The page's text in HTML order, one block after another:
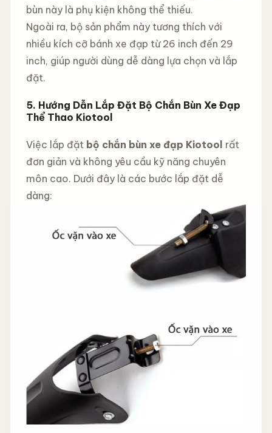
bùn này là phụ kiện không thể thiếu.
Ngoài ra, bộ sản phẩm này tương thích với
nhiều kích cỡ bánh xe đạp từ 26 inch đến 29
inch, giúp người dùng dễ dàng lựa chọn và lắp
đặt.
5. Hướng Dẫn Lắp Đặt Bộ Chắn Bùn Xe Đạp
Thể Thao Kiotool
Việc lắp đặt bộ chắn bùn xe đạp Kiotool rất
đơn giản và không yêu cầu kỹ năng chuyên
môn cao. Dưới đây là các bước lắp đặt dễ
dàng: